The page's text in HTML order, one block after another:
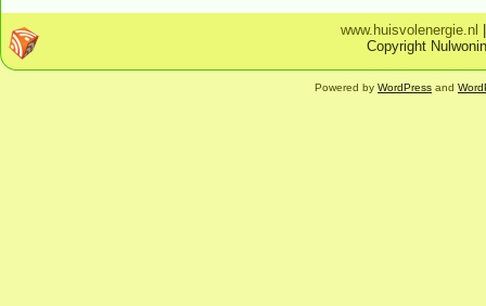
www.huisvolenergie.nl
Copyright
Powered by WordPress and